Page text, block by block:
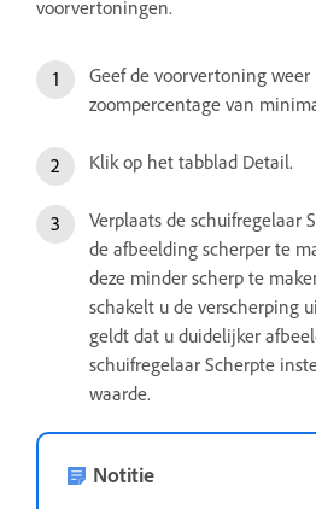
voorvertoningen.
Geef de voorvertoning weer
zoompercentage van
Klik op het tabblad Detail.
Verplaats de schuifregelaar
de afbeelding scherper te
deze minder scherp te
schakelt u de verscherping
geldt dat u duidelijker
schuifregelaar Scherpte
waarde.
Notitie